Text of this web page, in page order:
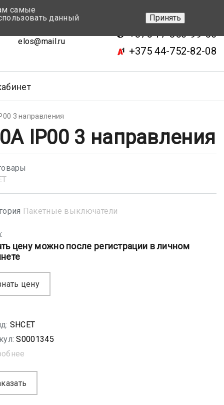
elos@mail.ru
+375 17-343-46-70
+375 17-350-99-56
+375 44-752-82-08
3 направления
IP00 3 направления
Пакетные выключатели
цену можно после регистрации в личном
цену
SHСET
S0001345
самые
данный
Принять